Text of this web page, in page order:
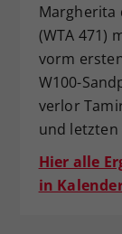
Margherita
(WTA 471)
vorm
W100-
verlor
und
Hier alle
in